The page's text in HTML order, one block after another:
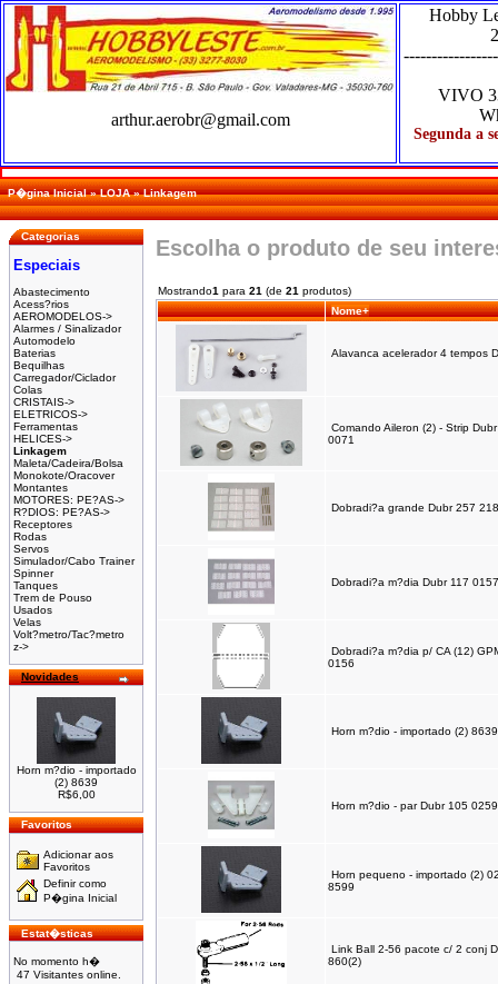
arthur.aerobr@gmail.com
Hobby
VIVO
Segunda a
P�gina Inicial»LOJA»Linkagem
Categorias
Especiais
Abastecimento
Acess?rios
AEROMODELOS->
Alarmes / Sinalizador
Automodelo
Baterias
Bequilhas
Carregador/Ciclador
Colas
CRISTAIS->
ELETRICOS->
Ferramentas
HELICES->
Linkagem
Maleta/Cadeira/Bolsa
Monokote/Oracover
Montantes
MOTORES: PE?AS->
R?DIOS: PE?AS->
Receptores
Rodas
Servos
Simulador/Cabo Trainer
Spinner
Tanques
Trem de Pouso
Usados
Velas
Volt?metro/Tac?metro
z->
Novidades
Horn m?dio - importado
(2) 8639
R$6,00
Favoritos
Adicionar aos
Favoritos
Definir como
P�gina Inicial
Estat�sticas
No momento h�
47 Visitantes online.
Escolha o produto de seu
Mostrando1 para 21 (de 21 produtos)
Nome+
Alavanca acelerador 4 tempos
Comando Aileron (2) - Strip
0071
Dobradi?a grande Dubr 257
Dobradi?a m?dia Dubr 117 0157
Dobradi?a m?dia p/ CA (12)
0156
Horn m?dio - importado (2) 8639
Horn m?dio - par Dubr 105 0259
Horn pequeno - importado (2)
8599
Link Ball 2-56 pacote c/ 2 conj
860(2)